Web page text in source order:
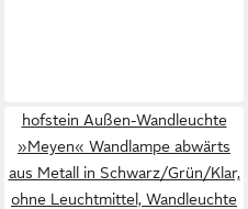
hofstein Außen-Wandleuchte
»Meyen« Wandlampe abwärts
aus Metall in Schwarz/Grün/Klar,
ohne Leuchtmittel, Wandleuchte